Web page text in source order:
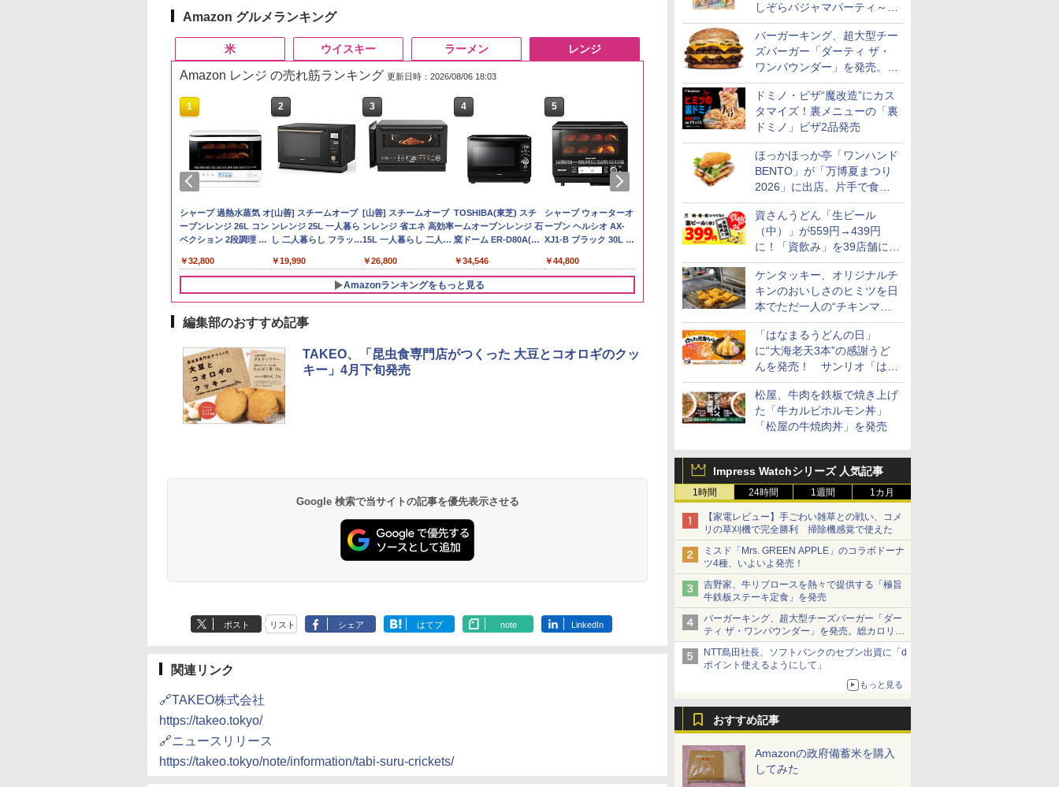
しぞらパジャマパーティ～」
を発売。人形/家具/建物など
バーガーキング、超大型チー
ズバーガー「ダーティ ザ・
ワンパウンダー」を発売。総
カロリー約1656kcal、総重量
約527g！
ドミノ・ピザ“魔改造”にカス
タマイズ！裏メニューの「裏
ドミノ」ピザ2品発売
ほっかほっか亭「ワンハンド
BENTO」が「万博夏まつり
2026」に出店。片手で食べ
られる海苔弁や和牛きんぴら
を販売
資さんうどん「生ビール
（中）」が559円→439円
に！「資飲み」を39店舗に拡
大
ケンタッキー、オリジナルチ
キンのおいしさのヒミツを日
本でただ一人の“チキンマイ
スター”笠原氏から学んでき
た「はなまるうどんの日」
に“大海老天3本”の感謝うど
んを発売！ サンリオ「はな
まるおばけ」のシール/キャ
ンディなども
松屋、牛肉を鉄板で焼き上げ
た「牛カルビホルモン丼」
「松屋の牛焼肉丼」を発売
Impress Watchシリーズ 人気記事
1時間 24時間 1週間 1カ月
【家電レビュー】手ごわい雑草との戦い、コメ
リの草刈機で完全勝利 掃除機感覚で使えた
ミスド「Mrs. GREEN APPLE」のコラボドーナ
ツ4種、いよいよ発売！
吉野家、牛リブロースを熱々で提供する「極旨
牛鉄板ステーキ定食」を発売
バーガーキング、超大型チーズバーガー「ダー
ティ ザ・ワンパウンダー」を発売。総カロリー
約1656kcal、総重量約527g！
NTT島田社長、ソフトバンクのセブン出資に「d
ポイント使えるようにして」
もっと見る
おすすめ記事
Amazonの政府備蓄米を購入
してみた
Amazon グルメランキング
米
1
by Amazon 国産ブレ
ンド米 精米 5kg
￥2,650
2
野沢農産 無洗米 青い流
るる コシヒカリ 5kg 長
野県産 令和7年産
￥3,325
3
【在庫処分価格】もも
たろう印 無洗米 5kg 業
務用 お米マイスターブ
￥2,680
4
by Amazon あきたこ
まちブレンド 無洗米
5kg
￥3,396
5
新潟県産新之助 無洗米
5kg 令和7年産
￥4,536
by Amazon 新潟県産
新潟のお米 無洗米 5kg
フクテイライス【白
米】北東北産 お米 米
あきたこまち 令和7年
産 (5kg)
￥3,300
新潟県産コシヒカリ (5
㎏) 精米 令和7年産 お
米のたかさか
￥3,893
ウイスキー
1
ブラックニッカ ニッカ
Nikka ウィスキー
4000ml ブラックニッ
【日本 アサヒ ウィスキ
ー】 大容量 お得 4リッ
トル
￥3,940
2
角瓶 2700ml サントリ
ー ウイスキー ハイボー
ル 大容量
￥5,685
3
角ハイボール
350ml×24本 サントリ
ー ウイスキー ハイボー
￥4,919
4
トリスウイスキー
4000ml サントリー 大
容量 4リットル
￥4,329
5
サントリー シングルモ
ルト ウイスキー 白州
Story of the Distillery
￥20,000
【数量限定】フロム・
ザ・バレル モルトウイ
スキー500ml アサヒ [
フト プレゼント 贈り物
ティーチャーズ ハイラ
ンドクリーム 4000ml
サントリー スコッチ ウ
イスキー 4リットル 大
容量
￥6,414
甲州韮崎 オリジナル ブ
レンド ウイスキー 4リ
ットル 日本 大容量
4000ml 4L
￥3,732
ラーメン
1
チキンラーメン どんぶ
り 85g×12個 日清食品
インスタント カップ麺
￥1,745
2
【公式】ブタメン とん
こつ味 35g×15個 | 業務
用 夜食 カップラーメン
スタント アウトドアに
も ローリングストック
大人買い おやつカンパ
￥1,288
3
国分 tabete だし麺 千
葉県産はまぐりだし 塩
らーめん 108g×10袋 保
￥2,293
4
カップヌードル カップ
ヌードルPRO シーフー
ドヌードル 高たんぱく
えめ 78g×12個
￥2,989
5
カップヌードル レギュ
ラー 日清食品 カップ
麺 78g×20個
￥3,213
カップヌードル カップ
ヌードルPRO しょうゆ
高たんぱく&低糖質 さ
75g×12個
マルちゃん マルちゃん
ZUBAAAN! 横浜家系
醤油豚骨 3食パック
130g×3食
￥467
カップヌードル パクチ
ー香るトムヤムクンヌ
ードル [世界三大スー
プ] 日清食品 カップ麺
75g×12個
￥2,335
レンジ
Amazon レンジ の売れ筋ランキング 更新日時：2026/08/06 18:03
1
シャープ 過熱水蒸気 オ
ーブンレンジ 26L コン
ベクション 2段調理 ホ
￥32,800
2
[山善] スチームオーブ
ンレンジ 25L 一人暮ら
し 二人暮らし フラット
自動メニュー19種搭載
角皿付き ブラック
MRK-F250TSV(B)
￥19,990
3
[山善] スチームオーブ
ンレンジ 省エネ 高効率
15L 一人暮らし 二人暮
ットテーブル トースト
機能 自動メニュー33種
簡単お手入れ ブラック
￥26,800
4
TOSHIBA(東芝) スチ
ームオーブンレンジ 石
窯ドーム ER-D80A(K)
理 フラットテーブル
電子レンジ 赤外線セン
サー ノンフライ調理
￥34,546
5
シャープ ウォーターオ
ーブン ヘルシオ AX-
XJ1-B ブラック 30L 2
トースト機能
￥44,800
パナソニック オーブン
レンジ スチーム ビスト
ロ 最高峰モデル 30L 2
細・64眼スピードセン
サー 時短料理 スマホ連
携 ブラック NE-
UBS10D-K
￥119,198
日立 過熱水蒸気 オーブ
ンレンジ ヘルシーシェ
フ 30L MRO-W1C K フ
ロストブラック 熱風コ
ンベクション 2段式 W
スキャン［メーカー保
証1年／お手入れ簡単設
計］
￥49,718
コンフィー(COMFEE')
スチームオーブンレン
ジ 25L フラットテーブ
ル 発酵・トースト機能
オートメニュー23種 オ
ーブン～250℃ レンジ
~1000W高出力 全国対
応 ヘルツフリー カップ
自動脱臭 消音モード
【2年メーカー保証】
ブラック CF-EA261-
BK
￥19,780
Amazonランキングをもっと見る
編集部のおすすめ記事
TAKEO、「昆虫食専門店がつくった 大豆とコオロギのクッ
キー」4月下旬発売
Google 検索で当サイトの記事を優先表示させる
ポスト リスト シェア はてブ note LinkedIn
関連リンク
🔗TAKEO株式会社
https://takeo.tokyo/
🔗ニュースリリース
https://takeo.tokyo/note/information/tabi-suru-crickets/